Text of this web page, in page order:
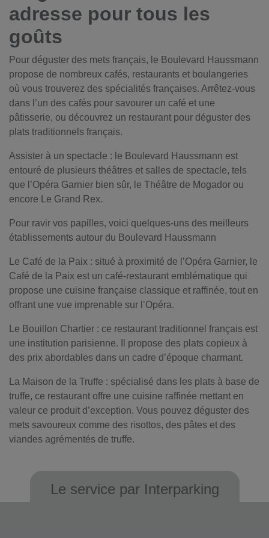
adresse pour tous les
goûts
Pour déguster des mets français, le Boulevard Haussmann
propose de nombreux cafés, restaurants et boulangeries
où vous trouverez des spécialités françaises. Arrêtez-vous
dans l’un des cafés pour savourer un café et une
pâtisserie, ou découvrez un restaurant pour déguster des
plats traditionnels français.
Assister à un spectacle : le Boulevard Haussmann est
entouré de plusieurs théâtres et salles de spectacle, tels
que l’Opéra Garnier bien sûr, le Théâtre de Mogador ou
encore Le Grand Rex.
Pour ravir vos papilles, voici quelques-uns des meilleurs
établissements autour du Boulevard Haussmann
Le Café de la Paix : situé à proximité de l’Opéra Garnier, le
Café de la Paix est un café-restaurant emblématique qui
propose une cuisine française classique et raffinée, tout en
offrant une vue imprenable sur l’Opéra.
Le Bouillon Chartier : ce restaurant traditionnel français est
une institution parisienne. Il propose des plats copieux à
des prix abordables dans un cadre d’époque charmant.
La Maison de la Truffe : spécialisé dans les plats à base de
truffe, ce restaurant offre une cuisine raffinée mettant en
valeur ce produit d’exception. Vous pouvez déguster des
mets savoureux comme des risottos, des pâtes et des
viandes agrémentés de truffe.
Le service par Interparking